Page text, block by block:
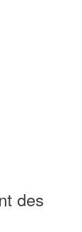
des